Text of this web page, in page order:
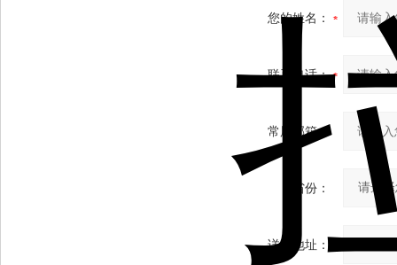
您的姓名：
联系电话：
常用邮箱：
省份：
详细地址：